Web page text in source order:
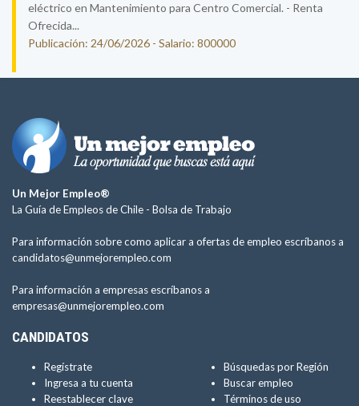
eléctrico en Mantenimiento para Centro Comercial. - Renta
Ofrecida...
Publicación: 24/06/2026 - Salario: 800000
Un Mejor Empleo®
La Guía de Empleos de Chile - Bolsa de Trabajo
Para información sobre como aplicar a ofertas de empleo escríbanos a
candidatos@unmejorempleo.com
Para información a empresas escríbanos a
empresas@unmejorempleo.com
CANDIDATOS
Regístrate
Ingresa a tu cuenta
Reestablecer clave
Búsquedas por Región
Buscar empleo
Términos de uso